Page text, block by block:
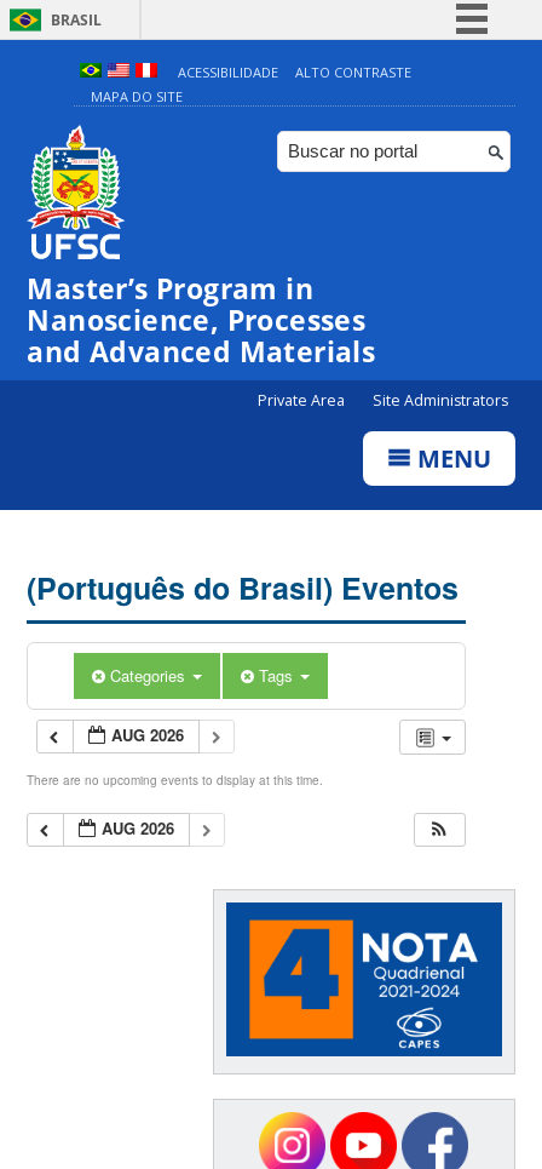
BRASIL
Simplifique!
Comunica BR
Participe
ACESSIBILIDADE
ALTO CONTRASTE
MAPA DO SITE
Master’s Program in
Nanoscience, Processes
and Advanced Materials
Private Area Site Administrators
MENU
(Português do Brasil) Eventos
Categories Tags
AUG 2026
There are no upcoming events to display at this time.
AUG 2026